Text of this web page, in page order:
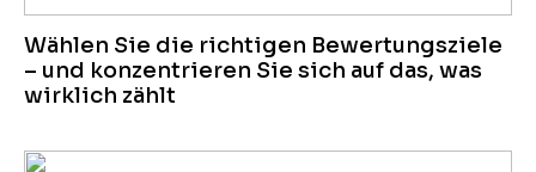
Wählen Sie die richtigen Bewertungsziele
– und konzentrieren Sie sich auf das, was
wirklich zählt